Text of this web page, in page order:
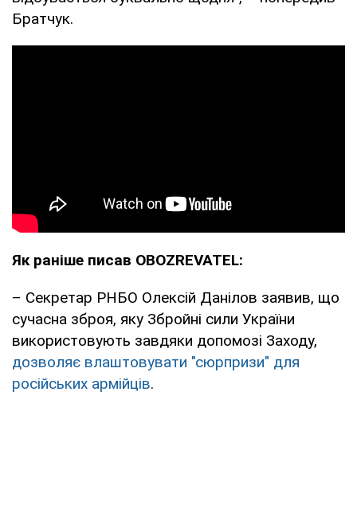
Братчук.
Як раніше писав OBOZREVATEL:
– Секретар РНБО Олексій Данілов заявив, що
сучасна зброя, яку Збройні сили України
використовують завдяки допомозі Заходу,
дозволяє влаштовувати "сюрпризи" для
російських армійців.